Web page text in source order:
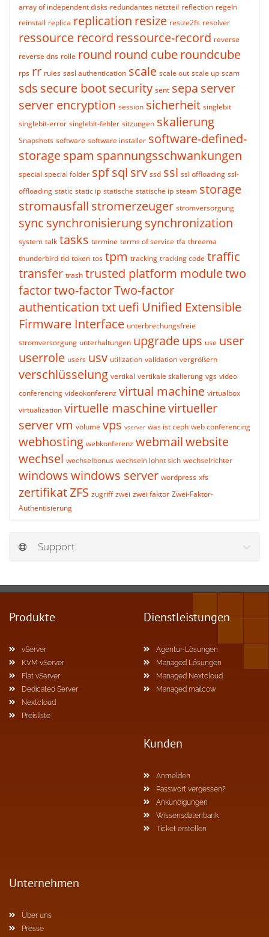
array of independent disks redundantes netzteil reflection regeln
reinstall replica replication resize resize2fs resolver
ressource record ressource-record reverse
reverse dns rolle round round cuberoundcube
rps rr rules sasl authentication scale scale out scale up scam
sds secure bootsecurity sent sepa server
server encryption session sicherheit singlebit
singlebit-error singlebit-fehler sitzungen skalierung
Snapshots software software installer software-defined-
storagespam spannungsschwankungen
special special folder spfsql srv ssd ssl ssl offloading ssl-
offloading static static ip statische statische ip steam storage
stromausfall stromerzeuger stromversorgung
sync synchronisierungsynchronization
system talk tasks termine terms of service tfa threema
thunderbird tld token tos tpm tracking tracking code traffic
transfer trash trusted platform moduletwo
factortwo-factorTwo-factor
authenticationtxtuefi Unified Extensible
Firmware Interface unterbrechungsfreie
stromversorgung unterhaltungen upgradeups use user
userrole users usv utilization validation vergrößern
verschlüsselung vertikal vertikale skalierung vgs video
conferencing videokonferenz virtual machine virtualbox
virtualization virtuelle maschinevirtueller
servervm volume vps vserver was ist ceph web conferencing
webhosting webkonferenz webmailwebsite
wechsel wechselbonus wechseln lohnt sich wechselrichter
windowswindows server wordpress xfs
zertifikatZFS zugriff zwei zwei faktor Zwei-Faktor-
Authentisierung
Support
Produkte
vServer
KVM vServer
Flat vServer
Dedicated Server
Nextcloud
Preisliste
Dienstleistungen
Agentur-Lösungen
Managed Lösungen
Managed Nextcloud
Managed mailcow
Kunden
Anmelden
Passwort vergessen?
Ankündigungen
Wissensdatenbank
Ticket erstellen
Unternehmen
Über uns
Presse